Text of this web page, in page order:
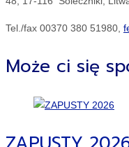
Tel./fax 00370 380 51980,
Może ci się